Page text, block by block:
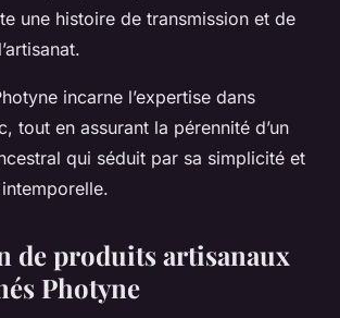
une histoire de transmission et de
incarne l’expertise dans
tout en assurant la pérennité d’un
qui séduit par sa simplicité et
de produits artisanaux
Photyne